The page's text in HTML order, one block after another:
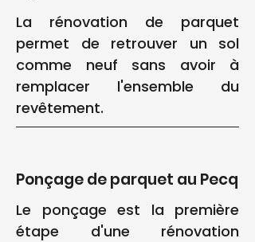
La rénovation de parquet
permet de retrouver un sol
comme neuf sans avoir à
remplacer l'ensemble du
revêtement.
Ponçage de parquet au Pecq
Le ponçage est la première
étape d'une rénovation